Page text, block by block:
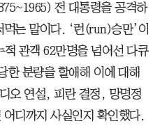
전 대통령을 공격하
는 말이다. ‘런(run)승만’이
관객 62만명을 넘어선 다큐
한 분량을 할애해 이에 대해
오 연설, 피란 결정, 망명정
디까지 사실인지 확인했다.